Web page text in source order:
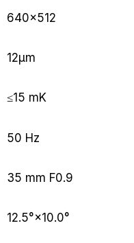
640×512
12μm
≤15 mK
50 Hz
35 mm F0.9
12.5°×10.0°